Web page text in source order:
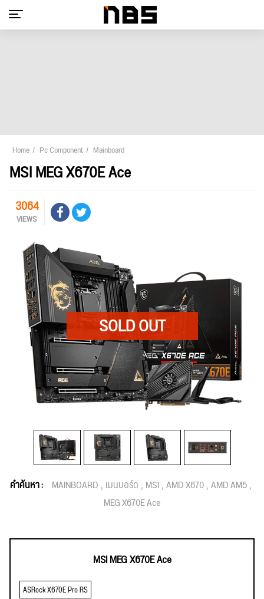
Home Pc Component Mainboard
MSI MEG X670E Ace
3064
VIEWS
คำค้นหา : MAINBOARD เมนบอร์ด MSI AMD X670 AMD AM5
MEG X670E Ace
MSI MEG X670E Ace
ASRock X670E Pro RS